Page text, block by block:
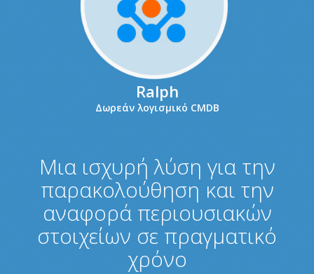
Ralph
Δωρεάν λογισμικό CMDB
Μια ισχυρή λύση για την
παρακολούθηση και την
αναφορά περιουσιακών
στοιχείων σε πραγματικό
χρόνο